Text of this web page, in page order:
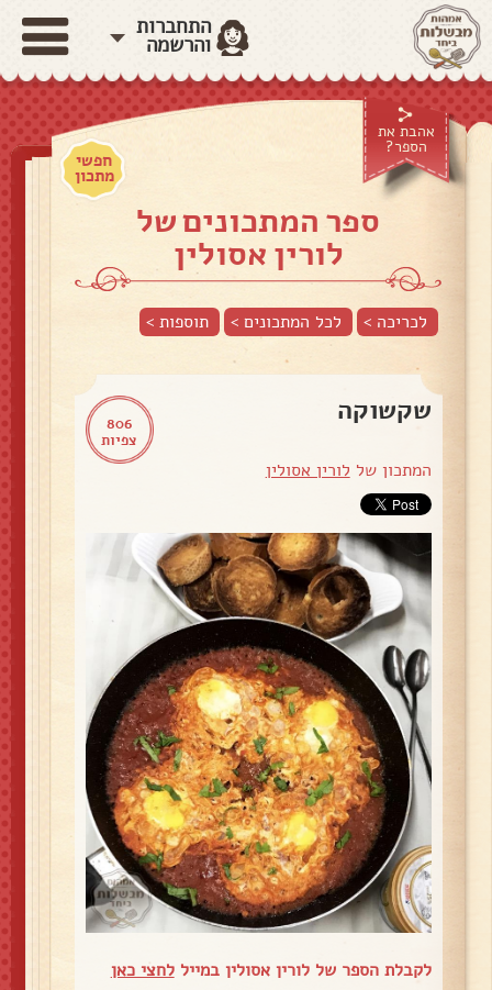
התחברות
והרשמה
אהבת את
הספר?
חפשי
מתכון
ספר המתכונים של
לורין אסולין
לכריכה > לכל המתכונים > תוספות>
806
צפיות
שקשוקה
המתכון של לורין אסולין
לקבלת הספר של לורין אסולין במייללחצי כאן